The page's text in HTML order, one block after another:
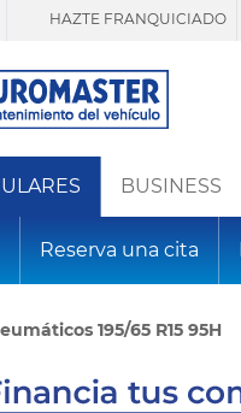
HAZTE FRANQUICIADO
BUSINESS
Reserva una cita
195/65 R15 95H